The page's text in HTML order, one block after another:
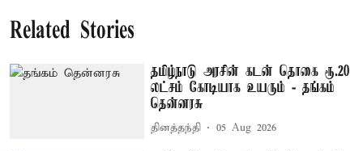
Related Stories
தமிழ்நாடு அரசின் கடன் தொகை ரூ.20
லட்சம் கோடியாக உயரும் - தங்கம்
தென்னரசு
தினத்தந்தி 05 Aug 2026